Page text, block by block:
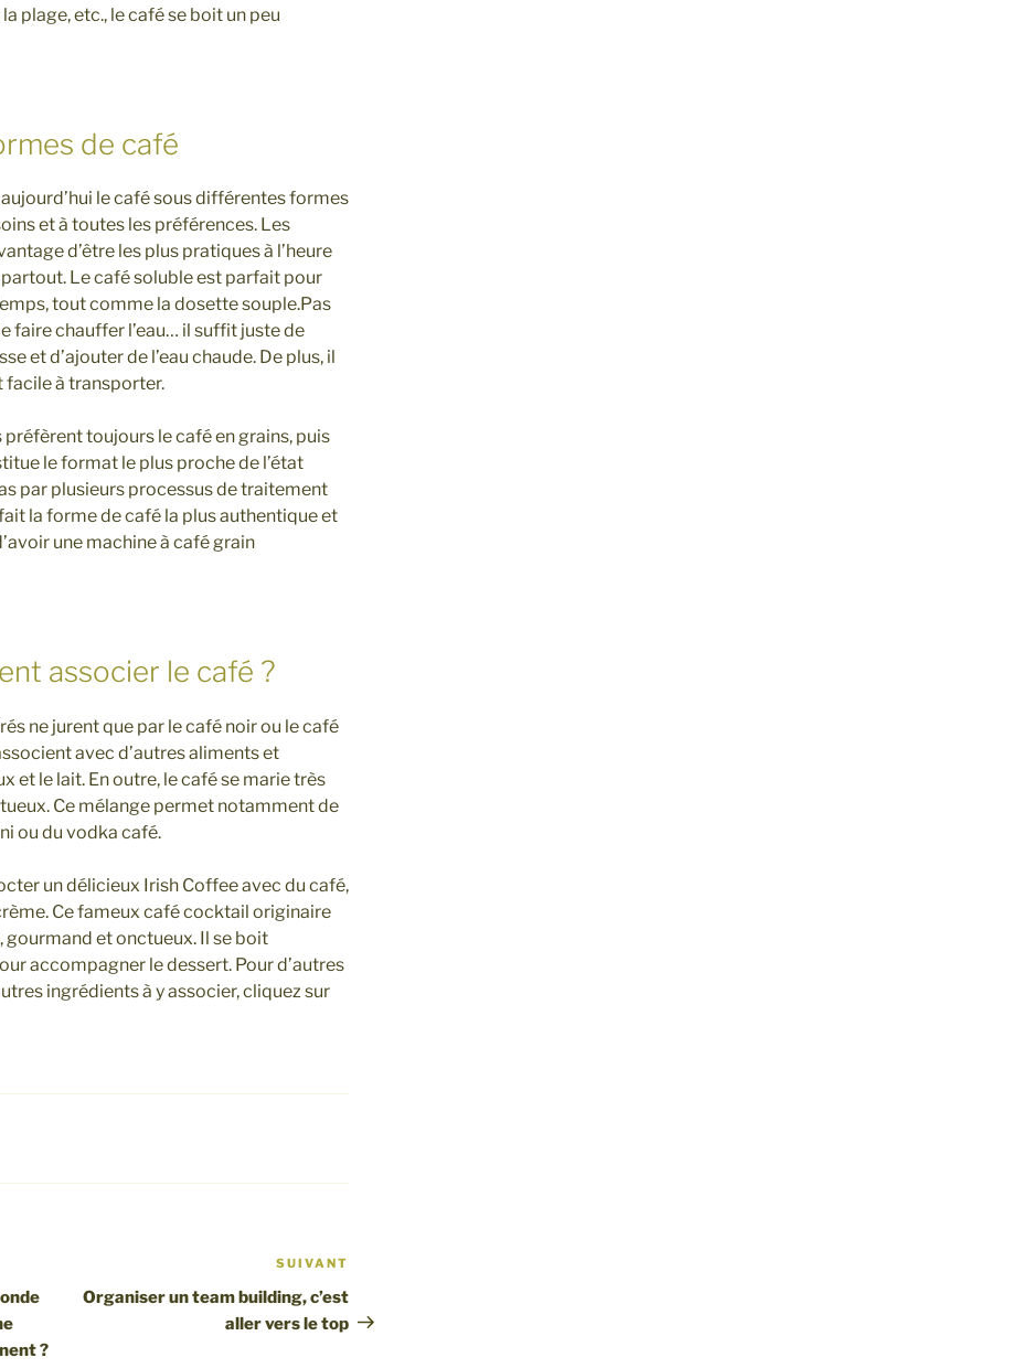
plage, etc., le café se boit un peu
de café
le café sous différentes formes
et à toutes les préférences. Les
d’être les plus pratiques à l’heure
Le café soluble est parfait pour
tout comme la dosette souple.Pas
faire chauffer l’eau… il suffit juste de
et d’ajouter de l’eau chaude. De plus, il
facile à transporter.
toujours le café en grains, puis
le format le plus proche de l’état
par plusieurs processus de traitement
la forme de café la plus authentique et
une machine à café grain
associer le café ?
ne jurent que par le café noir ou le café
avec d’autres aliments et
et le lait. En outre, le café se marie très
Ce mélange permet notamment de
ou du vodka café.
un délicieux Irish Coffee avec du café,
Ce fameux café cocktail originaire
gourmand et onctueux. Il se boit
accompagner le dessert. Pour d’autres
ingrédients à y associer, cliquez sur
?
suivant
SUIVANT
Organiser un team building, c’est
aller vers le top